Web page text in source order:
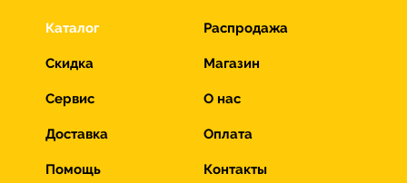
Каталог Распродажа
Скидка Магазин
Сервис О нас
Доставка Оплата
Помощь Контакты